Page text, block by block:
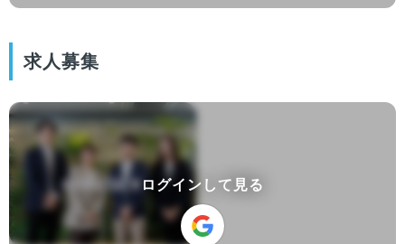
求人募集
ログインして見る